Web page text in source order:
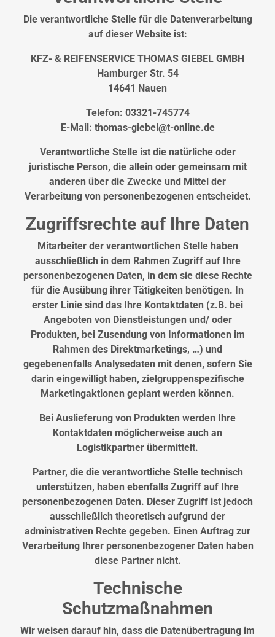
Die verantwortliche Stelle für die Datenverarbeitung
auf dieser Website ist:
KFZ- & REIFENSERVICE THOMAS GIEBEL GMBH
Hamburger Str. 54
14641 Nauen
Telefon: 03321-745774
E-Mail: thomas-giebel@t-online.de
Verantwortliche Stelle ist die natürliche oder
juristische Person, die allein oder gemeinsam mit
anderen über die Zwecke und Mittel der
Verarbeitung von personenbezogenen entscheidet.
Zugriffsrechte auf Ihre Daten
Mitarbeiter der verantwortlichen Stelle haben
ausschließlich in dem Rahmen Zugriff auf Ihre
personenbezogenen Daten, in dem sie diese Rechte
für die Ausübung ihrer Tätigkeiten benötigen. In
erster Linie sind das Ihre Kontaktdaten (z.B. bei
Angeboten von Dienstleistungen und/ oder
Produkten, bei Zusendung von Informationen im
Rahmen des Direktmarketings, …) und
gegebenenfalls Analysedaten mit denen, sofern Sie
darin eingewilligt haben, zielgruppenspezifische
Marketingaktionen geplant werden können.
Bei Auslieferung von Produkten werden Ihre
Kontaktdaten möglicherweise auch an
Logistikpartner übermittelt.
Partner, die die verantwortliche Stelle technisch
unterstützen, haben ebenfalls Zugriff auf Ihre
personenbezogenen Daten. Dieser Zugriff ist jedoch
ausschließlich theoretisch aufgrund der
administrativen Rechte gegeben. Einen Auftrag zur
Verarbeitung Ihrer personenbezogener Daten haben
diese Partner nicht.
Technische
Schutzmaßnahmen
Wir weisen darauf hin, dass die Datenübertragung im